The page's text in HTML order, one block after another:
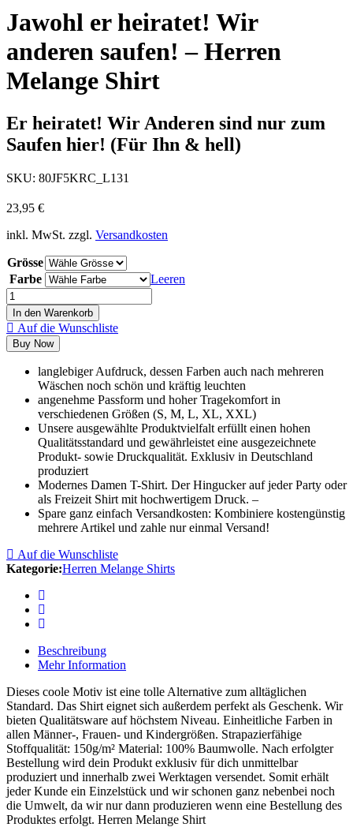
Jawohl er heiratet! Wir
anderen saufen! – Herren
Melange Shirt
Er heiratet! Wir Anderen sind nur zum
Saufen hier! (Für Ihn & hell)
SKU: 80JF5KRC_L131
23,95 €
inkl. MwSt. zzgl. Versandkosten
Grösse
Farbe
Leeren
In den Warenkorb
Auf die Wunschliste
Buy Now
langlebiger Aufdruck, dessen Farben auch nach mehreren
Wäschen noch schön und kräftig leuchten
angenehme Passform und hoher Tragekomfort in
verschiedenen Größen (S, M, L, XL, XXL)
Unsere ausgewählte Produktvielfalt erfüllt einen hohen
Qualitätsstandard und gewährleistet eine ausgezeichnete
Produkt- sowie Druckqualität. Exklusiv in Deutschland
produziert
Modernes Damen T-Shirt. Der Hingucker auf jeder Party oder
als Freizeit Shirt mit hochwertigem Druck. –
Spare ganz einfach Versandkosten: Kombiniere kostengünstig
mehrere Artikel und zahle nur einmal Versand!
Auf die Wunschliste
Kategorie:Herren Melange Shirts
Beschreibung
Mehr Information
Dieses coole Motiv ist eine tolle Alternative zum alltäglichen
Standard. Das Shirt eignet sich außerdem perfekt als Geschenk. Wir
bieten Qualitätsware auf höchstem Niveau. Einheitliche Farben in
allen Männer-, Frauen- und Kindergrößen. Strapazierfähige
Stoffqualität: 150g/m² Material: 100% Baumwolle. Nach erfolgter
Bestellung wird dein Produkt exklusiv für dich unmittelbar
produziert und innerhalb zwei Werktagen versendet. Somit erhält
jeder Kunde ein Einzelstück und wir schonen ganz nebenbei noch
die Umwelt, da wir nur dann produzieren wenn eine Bestellung des
Produktes erfolgt. Herren Melange Shirt